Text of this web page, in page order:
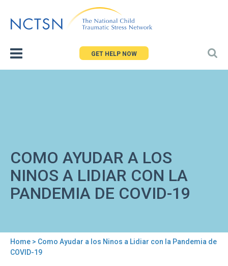
to
GET HELP NOW
COMO AYUDAR A LOS
NINOS A LIDIAR CON LA
PANDEMIA DE COVID-19
You
Home > Como Ayudar a los Ninos a Lidiar con la Pandemia de
COVID-19